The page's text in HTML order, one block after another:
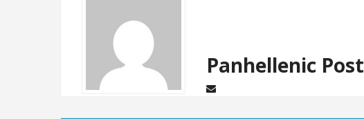
Panhellenic Post